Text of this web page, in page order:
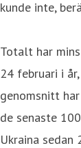
kunde inte,
Totalt har
24 februari i
genomsnitt
de senaste
Ukraina